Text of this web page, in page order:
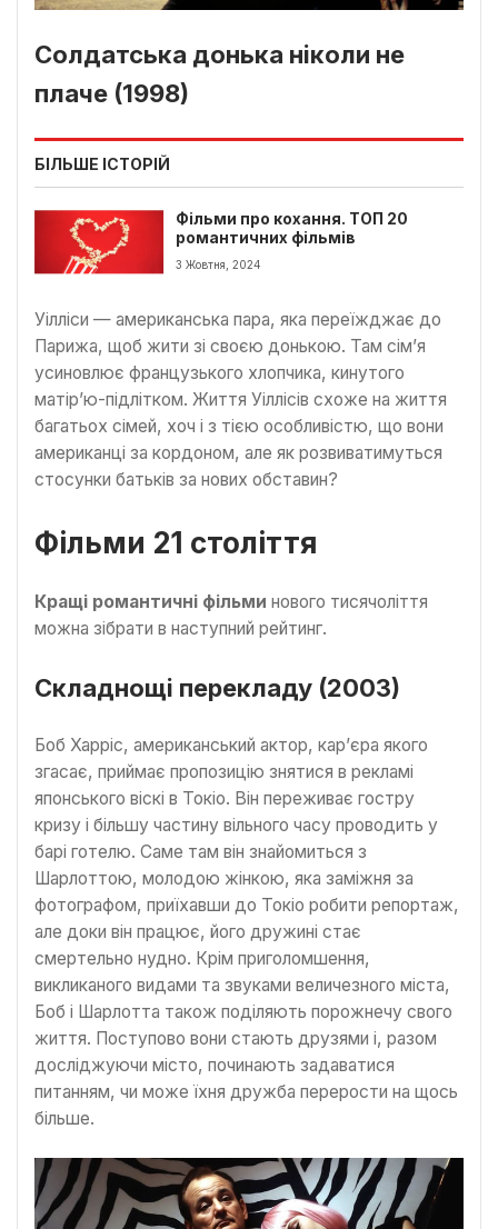
Солдатська донька ніколи не
плаче (1998)
БІЛЬШЕ ІСТОРІЙ
Фільми про кохання. ТОП 20
романтичних фільмів
3 Жовтня, 2024
Уілліси — американська пара, яка переїжджає до
Парижа, щоб жити зі своєю донькою. Там сім’я
усиновлює французького хлопчика, кинутого
матір’ю-підлітком. Життя Уіллісів схоже на життя
багатьох сімей, хоч і з тією особливістю, що вони
американці за кордоном, але як розвиватимуться
стосунки батьків за нових обставин?
Фільми 21 століття
Кращі романтичні фільми нового тисячоліття
можна зібрати в наступний рейтинг.
Складнощі перекладу (2003)
Боб Харріс, американський актор, кар’єра якого
згасає, приймає пропозицію знятися в рекламі
японського віскі в Токіо. Він переживає гостру
кризу і більшу частину вільного часу проводить у
барі готелю. Саме там він знайомиться з
Шарлоттою, молодою жінкою, яка заміжня за
фотографом, приїхавши до Токіо робити репортаж,
але доки він працює, його дружині стає
смертельно нудно. Крім приголомшення,
викликаного видами та звуками величезного міста,
Боб і Шарлотта також поділяють порожнечу свого
життя. Поступово вони стають друзями і, разом
досліджуючи місто, починають задаватися
питанням, чи може їхня дружба перерости на щось
більше.